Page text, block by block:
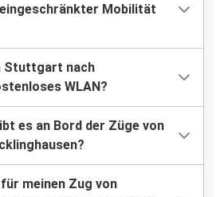
Mobilität
Stuttgart nach
WLAN?
es an Bord der Züge von
meinen Zug von